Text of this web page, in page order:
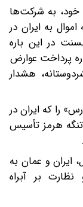
خود، به شرکت‌ها
به ایران در
در این باره
پرداخت عوارض
هشدار
را که ایران در
در تنگه هرمز تأسیس
ایران و عمان به
بر آبراه